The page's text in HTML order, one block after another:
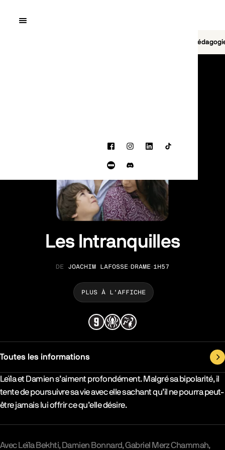
Quai10
FacebookInstagram
LinkedInTikTok
Letterboxd
Discord
Les Intranquilles
RÉALISATION
JOACHIM LAFOSSE GENRE
DRAME DURÉE
1H57
PLUS À L’AFFICHE
Toutes les informations
Synopsys & Casting
Leïla et Damien s’aiment profondément. Malgré sa bipolarité, il
tente de poursuivre sa vie avec elle sachant qu’il ne pourra peut-
être jamais lui offrir ce qu’elle désire.
Avec Leïla Bekhti Damien Bonnard Gabriel Merz Chammah